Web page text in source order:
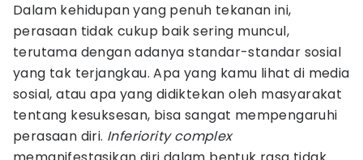
Dalam kehidupan yang penuh tekanan ini,
perasaan tidak cukup baik sering muncul,
terutama dengan adanya standar-standar sosial
yang tak terjangkau. Apa yang kamu lihat di media
sosial, atau apa yang didiktekan oleh masyarakat
tentang kesuksesan, bisa sangat mempengaruhi
perasaan diri. Inferiority complex